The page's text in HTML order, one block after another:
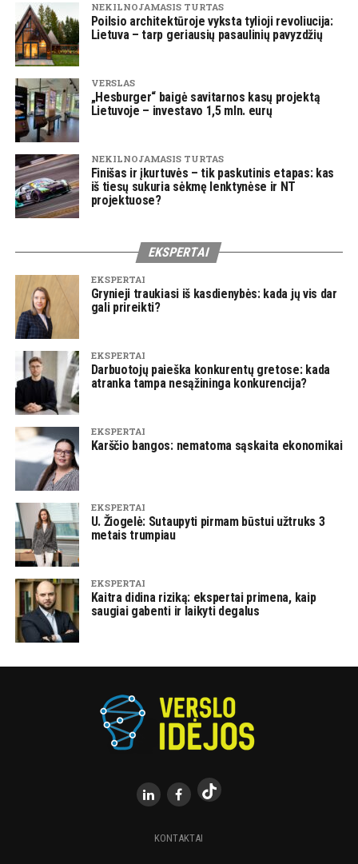
NEKILNOJAMASIS TURTAS
Poilsio architektūroje vyksta tylioji revoliucija:
Lietuva – tarp geriausių pasaulinių pavyzdžių
VERSLAS
„Hesburger“ baigė savitarnos kasų projektą
Lietuvoje – investavo 1,5 mln. eurų
NEKILNOJAMASIS TURTAS
Finišas ir įkurtuvės – tik paskutinis etapas: kas
iš tiesų sukuria sėkmę lenktynėse ir NT
projektuose?
EKSPERTAI
EKSPERTAI
Grynieji traukiasi iš kasdienybės: kada jų vis dar
gali prireikti?
EKSPERTAI
Darbuotojų paieška konkurentų gretose: kada
atranka tampa nesąžininga konkurencija?
EKSPERTAI
Karščio bangos: nematoma sąskaita ekonomikai
EKSPERTAI
U. Žiogelė: Sutaupyti pirmam būstui užtruks 3
metais trumpiau
EKSPERTAI
Kaitra didina riziką: ekspertai primena, kaip
saugiai gabenti ir laikyti degalus
KONTAKTAI